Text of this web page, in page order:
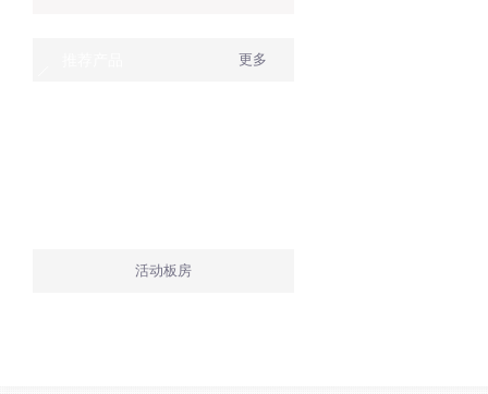
更多
活动板房